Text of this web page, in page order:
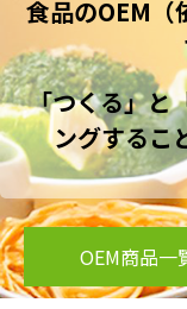
食品のOEM（
「つくる」と
ングするこ
OEM商品一